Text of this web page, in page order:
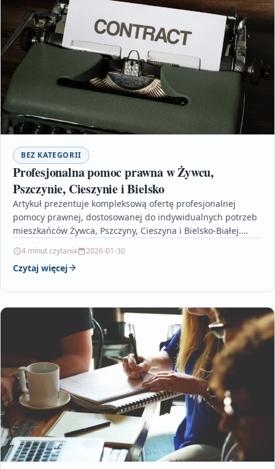
BEZ KATEGORII
Profesjonalna pomoc prawna w Żywcu,
Pszczynie, Cieszynie i Bielsko
Artykuł prezentuje kompleksową ofertę profesjonalnej
pomocy prawnej, dostosowanej do indywidualnych potrzeb
mieszkańców Żywca, Pszczyny, Cieszyna i Bielsko-Białej.
4 minut czytania 2026-01-30
Czytaj więcej